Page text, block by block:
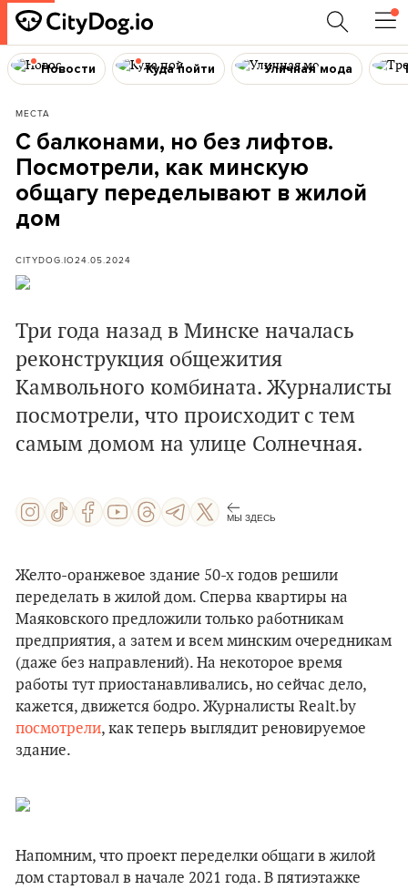
Новости Куда пойти Уличная мода
МЕСТА
С балконами, но без лифтов.
Посмотрели, как минскую
общагу переделывают в жилой
дом
CITYDOG.IO24.05.2024
Три года назад в Минске началась
реконструкция общежития
Камвольного комбината. Журналисты
посмотрели, что происходит с тем
самым домом на улице Солнечная.
МЫ ЗДЕСЬ
Желто-оранжевое здание 50-х годов решили
переделать в жилой дом. Сперва квартиры на
Маяковского предложили только работникам
предприятия, а затем и всем минским очередникам
(даже без направлений). На некоторое время
работы тут приостанавливались, но сейчас дело,
кажется, движется бодро. Журналисты Realt.by
посмотрели, как теперь выглядит реновируемое
здание.
Напомним, что проект переделки общаги в жилой
дом стартовал в начале 2021 года. В пятиэтажке